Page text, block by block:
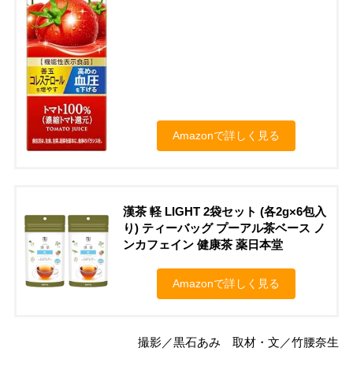
Amazonで詳しく見る
漢茶 軽 LIGHT 2袋セット (各2g×6包入
り) ティーバッグ プーアル茶ベース ノ
ンカフェイン 健康茶 薬日本堂
Amazonで詳しく見る
撮影／黒石あみ 取材・文／竹腰奈生